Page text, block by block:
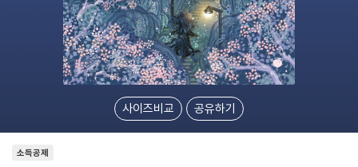
사이즈비교 공유하기
소득공제